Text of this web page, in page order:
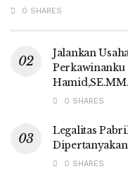
0 SHARES
Jalankan
0 SHARES
Legalitas
Dipertanyakan
0 SHARES